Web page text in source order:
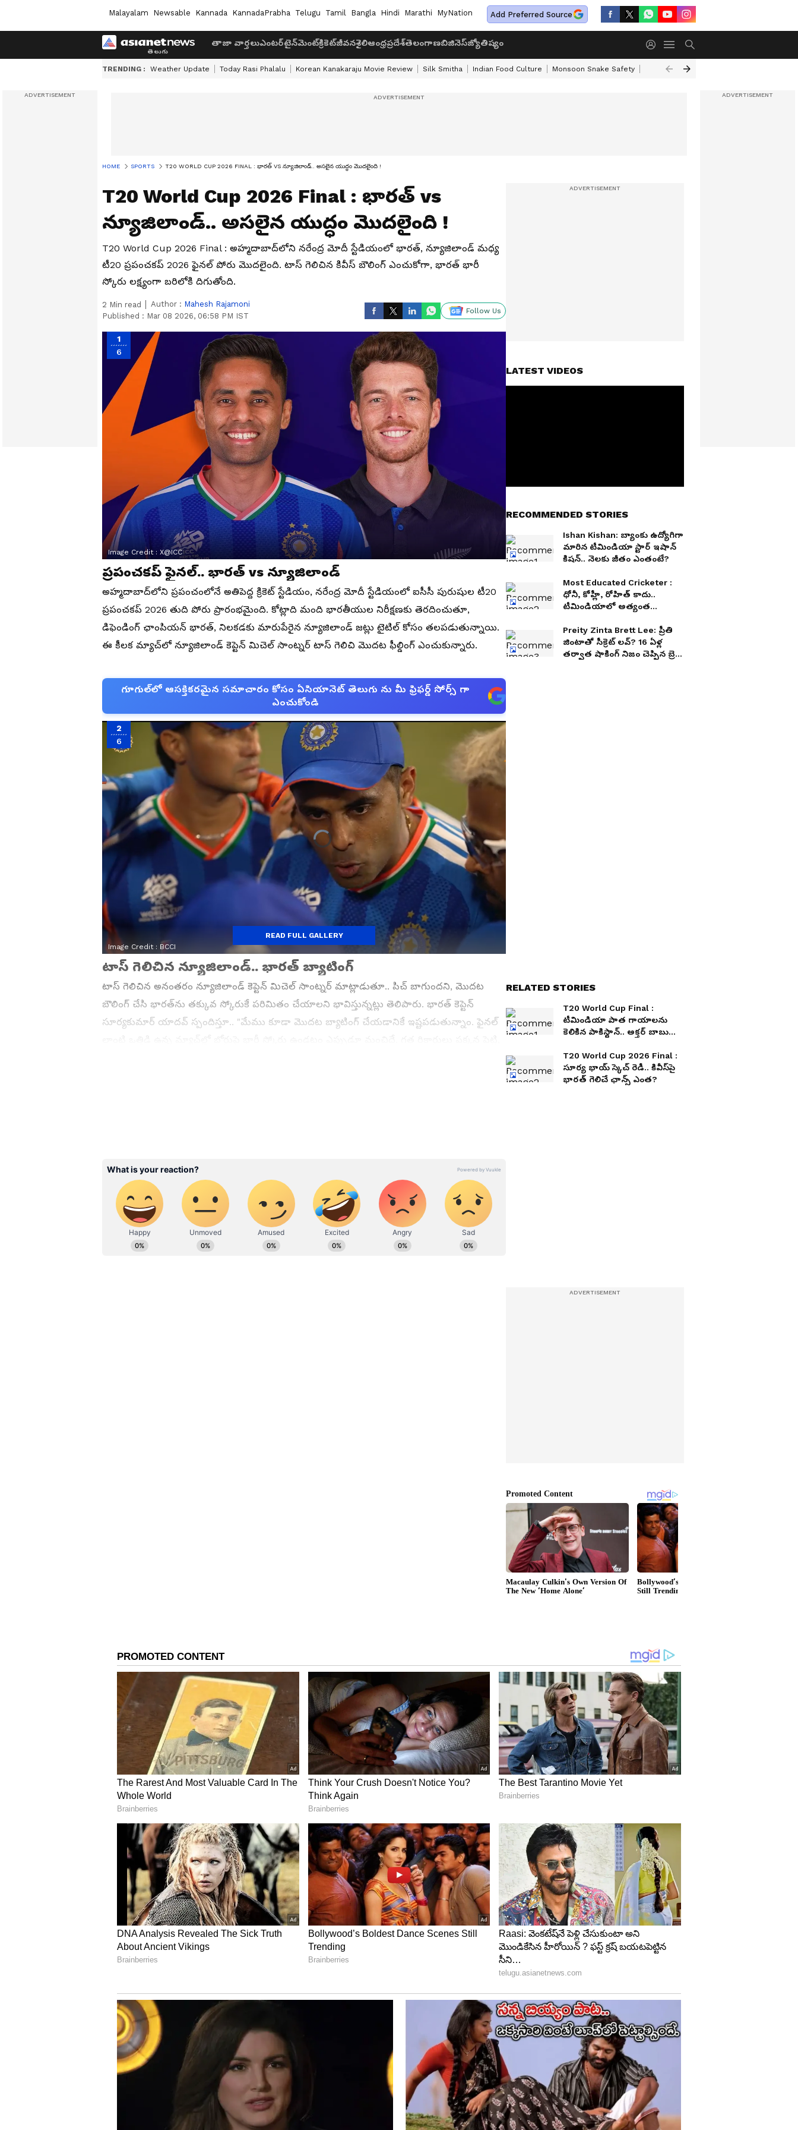
Malayalam Newsable Kannada KannadaPrabha Telugu Tamil Bangla Hindi Marathi MyNation Add Preferred Source
తాజా వార్తలుఎంటర్‌టైన్‌మెంట్క్రికెట్జీవనశైలిఆంధ్రప్రదేశ్తెలంగాణబిజినెస్జ్యోతిష్యం
TRENDING : Weather Update Today Rasi Phalalu Korean Kanakaraju Movie Review Silk Smitha Indian Food Culture Monsoon Snake Safety Akkineni Nageswara Rao
HOME SPORTS T20 WORLD CUP 2026 FINAL : భారత్ VS న్యూజిలాండ్.. అసలైన యుద్ధం మొదలైంది !
T20 World Cup 2026 Final : భారత్ vs
న్యూజిలాండ్.. అసలైన యుద్ధం మొదలైంది !
T20 World Cup 2026 Final : అహ్మదాబాద్‌లోని నరేంద్ర మోదీ స్టేడియంలో భారత్, న్యూజిలాండ్ మధ్య
టీ20 ప్రపంచకప్ 2026 ఫైనల్ పోరు మొదలైంది. టాస్ గెలిచిన కివీస్ బౌలింగ్ ఎంచుకోగా, భారత్ భారీ
స్కోరు లక్ష్యంగా బరిలోకి దిగుతోంది.
2 Min read Author : Mahesh Rajamoni
Published : Mar 08 2026, 06:58 PM IST
Follow Us
1
6
Image Credit : X@ICC
ప్రపంచకప్ ఫైనల్.. భారత్ vs న్యూజిలాండ్
అహ్మదాబాద్‌లోని ప్రపంచంలోనే అతిపెద్ద క్రికెట్ స్టేడియం, నరేంద్ర మోదీ స్టేడియంలో ఐసీసీ పురుషుల టీ20
ప్రపంచకప్ 2026 తుది పోరు ప్రారంభమైంది. కోట్లాది మంది భారతీయుల నిరీక్షణకు తెరదించుతూ,
డిఫెండింగ్ ఛాంపియన్ భారత్, నిలకడకు మారుపేరైన న్యూజిలాండ్ జట్లు టైటిల్ కోసం తలపడుతున్నాయి.
ఈ కీలక మ్యాచ్‌లో న్యూజిలాండ్ కెప్టెన్ మిచెల్ సాంట్నర్ టాస్ గెలిచి మొదట ఫీల్డింగ్ ఎంచుకున్నారు.
గూగుల్‌లో ఆసక్తికరమైన సమాచారం కోసం ఏసియానెట్ తెలుగు ను మీ ఫ్రిఫర్డ్ సోర్స్ గా
ఎంచుకోండి
2
6
Image Credit : BCCI
టాస్ గెలిచిన న్యూజిలాండ్.. భారత్ బ్యాటింగ్
టాస్ గెలిచిన అనంతరం న్యూజిలాండ్ కెప్టెన్ మిచెల్ సాంట్నర్ మాట్లాడుతూ.. పిచ్ బాగుందని, మొదట
బౌలింగ్ చేసి భారత్‌ను తక్కువ స్కోరుకే పరిమితం చేయాలని భావిస్తున్నట్లు తెలిపారు. భారత్ కెప్టెన్
సూర్యకుమార్ యాదవ్ స్పందిస్తూ.. "మేము కూడా మొదట బ్యాటింగ్ చేయడానికే ఇష్టపడుతున్నాం. ఫైనల్
కెలికిన పాకిస్థాన్.. అక్తర్ బాబు
నీకుంది ఇక !
Image Credit :Getty
కీలక ఆటగాళ్ల మధ్య పోరు
ఈ మ్యాచ్‌లో జస్ప్రీత్ బుమ్రా వర్సెస్ ఫిన్ అలెన్ మధ్య పోరు ఆసక్తికరంగా ఉండనుంది. ఫిన్ అలెన్
మాట్లాడుతూ.. తాను బౌలర్‌ను చూసి భయపడనని, బంతిని మాత్రమే చూసి ఆడతానని పేర్కొన్నాడు.
మరోవైపు, కివీస్‌పై అద్భుతమైన రికార్డు ఉన్న అర్ష్‌దీప్ సింగ్ (9 మ్యాచ్‌ల్లో 17 వికెట్లు) మరోసారి
READ FULL GALLERY
LATEST VIDEOS
RECOMMENDED STORIES
Ishan Kishan: బ్యాంకు ఉద్యోగిగా
మారిన టీమిండియా స్టార్ ఇషాన్
కిషన్.. నెలకు జీతం ఎంతంటే?
Most Educated Cricketer :
ధోనీ, కోహ్లీ, రోహిత్ కాదు..
టీమిండియాలో అత్యంత
తెలుసా?
Preity Zinta Brett Lee: ప్రీతి
జింటాతో సీక్రెట్ లవ్? 16 ఏళ్ల
తర్వాత షాకింగ్ నిజం చెప్పిన బ్రెట్
RELATED STORIES
T20 World Cup Final :
టీమిండియా పాత గాయాలను
కెలికిన పాకిస్థాన్.. అక్తర్ బాబు
T20 World Cup 2026 Final :
సూర్య భాయ్ స్కెచ్ రెడీ.. కివీస్‌పై
భారత్ గెలిచే ఛాన్స్ ఎంత?